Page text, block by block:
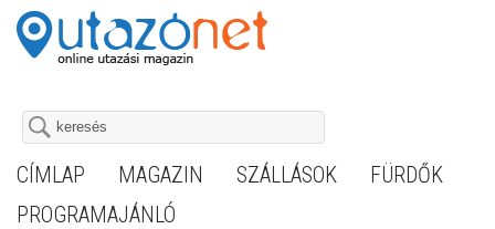
CÍMLAP MAGAZIN SZÁLLÁSOK
FÜRDŐK
PROGRAMAJÁNLÓ